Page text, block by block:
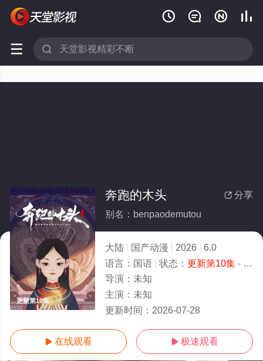
   
 
更新第10集
 分享
奔跑的木头
别名：benpaodemutou
大陆 国产动漫 2026
6.0
语言： 国语 状态： 更新第10集- 免费在线观看
导演： 未知
主演： 未知
更新时间： 2026-07-28
 在线观看  极速观看